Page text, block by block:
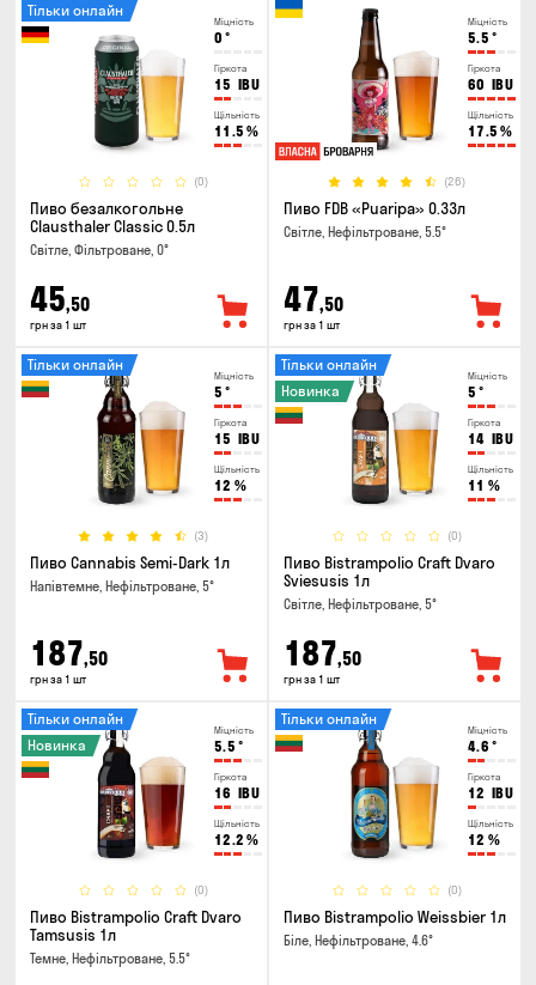
Міцність
0 °
Гіркота
15 IBU
Щільність
11.5 %
(0)
Тільки онлайн
Пиво безалкогольне
Clausthaler Classic 0.5л
Світле, Фільтроване, 0°
45,50
грн за 1 шт
Міцність
5.5 °
Гіркота
60 IBU
Щільність
17.5 %
(26)
Пиво FDB «Puaripa» 0.33л
Світле, Нефільтроване, 5.5°
47,50
грн за 1 шт
Міцність
5 °
Гіркота
15 IBU
Щільність
12 %
(3)
Тільки онлайн
Пиво Cannabis Semi-Dark 1л
Напівтемне, Нефільтроване, 5°
187,50
грн за 1 шт
Міцність
5 °
Гіркота
14 IBU
Щільність
11 %
(0)
Тільки онлайн
Новинка
Пиво Bistrampolio Craft Dvaro
Sviesusis 1л
Світле, Нефільтроване, 5°
187,50
грн за 1 шт
Міцність
5.5 °
Гіркота
16 IBU
Щільність
12.2 %
(0)
Тільки онлайн
Новинка
Пиво Bistrampolio Craft Dvaro
Tamsusis 1л
Темне, Нефільтроване, 5.5°
Міцність
4.6 °
Гіркота
12 IBU
Щільність
12 %
(0)
Тільки онлайн
Пиво Bistrampolio Weissbier 1л
Біле, Нефільтроване, 4.6°